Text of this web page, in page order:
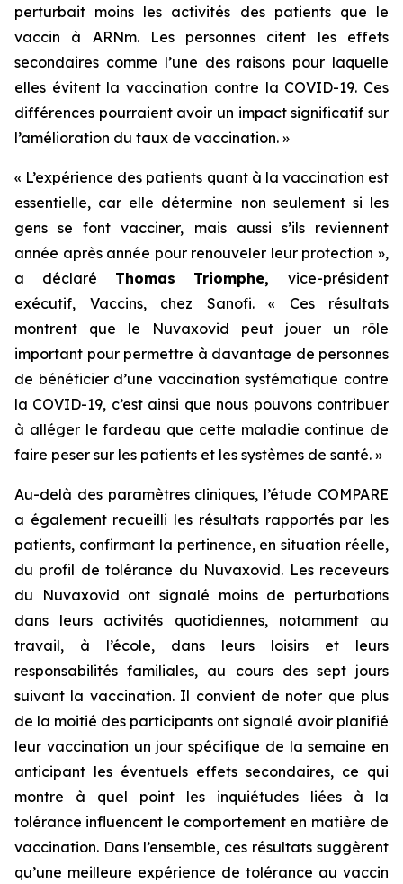
perturbait moins les activités des patients que le
vaccin à ARNm. Les personnes citent les effets
secondaires comme l’une des raisons pour laquelle
elles évitent la vaccination contre la COVID-19. Ces
différences pourraient avoir un impact significatif sur
l’amélioration du taux de vaccination. »
« L’expérience des patients quant à la vaccination est
essentielle, car elle détermine non seulement si les
gens se font vacciner, mais aussi s’ils reviennent
année après année pour renouveler leur protection »,
a déclaré Thomas Triomphe, vice-président
exécutif, Vaccins, chez Sanofi.« Ces résultats
montrent que le Nuvaxovid peut jouer un rôle
important pour permettre à davantage de personnes
de bénéficier d’une vaccination systématique contre
la COVID-19, c’est ainsi que nous pouvons contribuer
à alléger le fardeau que cette maladie continue de
faire peser sur les patients et les systèmes de santé. »
Au-delà des paramètres cliniques, l’étude COMPARE
a également recueilli les résultats rapportés par les
patients, confirmant la pertinence, en situation réelle,
du profil de tolérance du Nuvaxovid. Les receveurs
du Nuvaxovid ont signalé moins de perturbations
dans leurs activités quotidiennes, notamment au
travail, à l’école, dans leurs loisirs et leurs
responsabilités familiales, au cours des sept jours
suivant la vaccination. Il convient de noter que plus
de la moitié des participants ont signalé avoir planifié
leur vaccination un jour spécifique de la semaine en
anticipant les éventuels effets secondaires, ce qui
montre à quel point les inquiétudes liées à la
tolérance influencent le comportement en matière de
vaccination. Dans l’ensemble, ces résultats suggèrent
qu’une meilleure expérience de tolérance au vaccin